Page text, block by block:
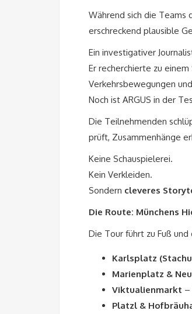
Während sich die Teams
erschreckend plausible
Ein investigativer
Er recherchierte zu einem
Verkehrsbewegungen
Noch ist ARGUS in der
Die Teilnehmenden
prüft, Zusammenhänge
Keine Schauspielerei.
Kein Verkleiden.
Sondern cleveres
Die Route: Münchens
Die Tour führt zu Fuß
Karlsplatz
Marienplatz &
Viktualienmarkt –
Platzl &